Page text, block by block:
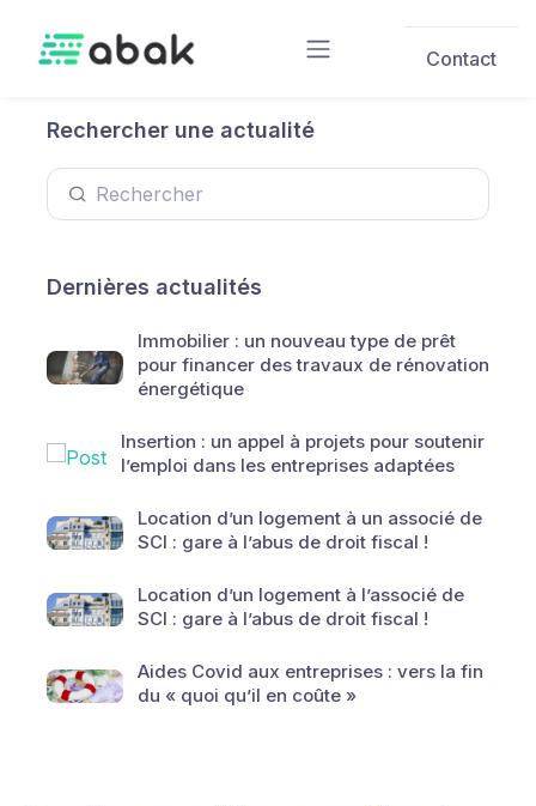
Contact
Rechercher une actualité
Dernières actualités
Immobilier : un nouveau type de prêt
pour financer des travaux de rénovation
énergétique
Insertion : un appel à projets pour soutenir
l’emploi dans les entreprises adaptées
Location d’un logement à un associé de
SCI : gare à l’abus de droit fiscal !
Location d’un logement à l’associé de
SCI : gare à l’abus de droit fiscal !
Aides Covid aux entreprises : vers la fin
du « quoi qu’il en coûte »